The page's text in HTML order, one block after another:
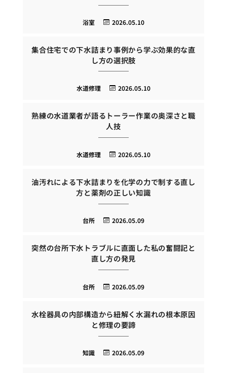
2026.05.10
浴室
集合住宅での下水詰まり事例から学ぶ効果的な直
し方の選択肢
2026.05.10
水道修理
熟練の水道業者が語るトーラー作業の奥深さと職
人技
2026.05.10
水道修理
油汚れによる下水詰まりを化学の力で制する直し
方と薬剤の正しい知識
2026.05.09
台所
突然の台所下水トラブルに直面した私の奮闘記と
直し方の発見
2026.05.09
台所
水栓器具の内部構造から紐解く水漏れの根本原因
と修理の要諦
2026.05.09
知識